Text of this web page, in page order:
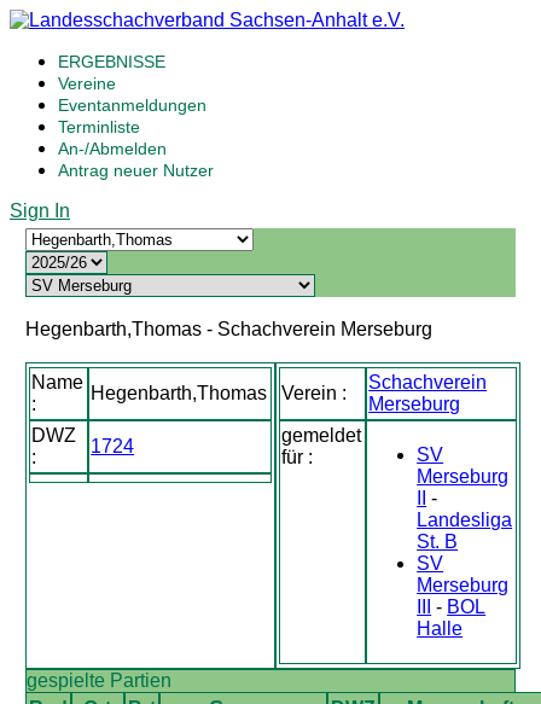
ERGEBNISSE
Vereine
Eventanmeldungen
Terminliste
An-/Abmelden
Antrag neuer Nutzer
Sign In
Hegenbarth,Thomas - Schachverein Merseburg
Name
:
Hegenbarth,Thomas
DWZ
:
1724
Verein :
Schachverein
Merseburg
gemeldet
für :
SV
Merseburg
-
Landesliga
St. B
SV
Merseburg
- BOL
Halle
gespielte Partien